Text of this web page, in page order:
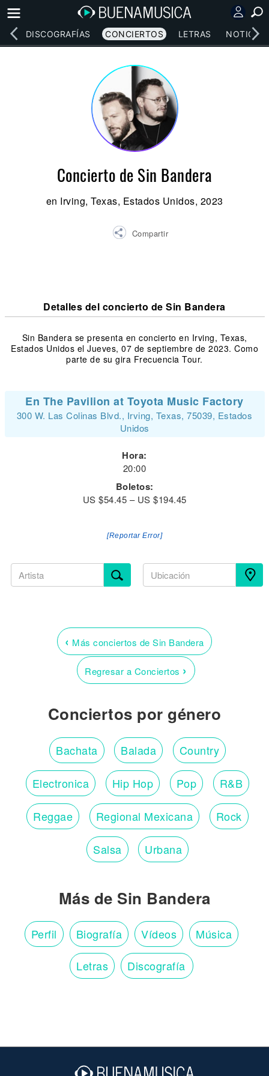
DISCOGRAFÍAS CONCIERTOS LETRAS NOTICIAS
Concierto de Sin Bandera
en Irving, Texas, Estados Unidos, 2023
Compartir
Detalles del concierto de Sin Bandera
Sin Bandera se presenta en concierto en Irving, Texas,
Estados Unidos el Jueves, 07 de septiembre de 2023. Como
parte de su gira Frecuencia Tour.
En The Pavilion at Toyota Music Factory
300 W. Las Colinas Blvd., Irving, Texas, 75039, Estados
Unidos
Hora:
20:00
Boletos:
US $54.45 – US $194.45
[Reportar Error]
‹ Más conciertos de Sin Bandera
Regresar a Conciertos ›
Conciertos por género
Bachata Balada Country
Electronica Hip Hop Pop R&B
Reggae Regional Mexicana Rock
Salsa Urbana
Más de Sin Bandera
Perfil Biografía Vídeos Música
Letras Discografía